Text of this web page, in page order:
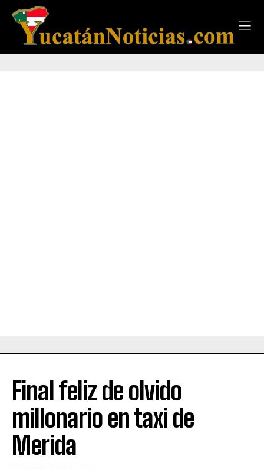
Final feliz de olvido
millonario en taxi de
Merida